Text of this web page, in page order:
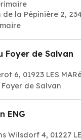
de la Pépinière 2,
Foyer de Salvan
6, 01923 LES
de Salvan
ENG
Wilsdorf 4, 01227